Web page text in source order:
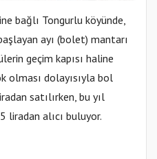
bağlı Tongurlu köyünde,
ayı (bolet) mantarı
geçim kapısı haline
olması dolayısıyla bol
satılırken, bu yıl
liradan alıcı buluyor.